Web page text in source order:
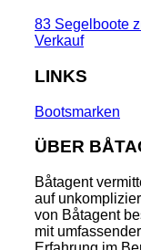
83 Segelboote
Verkauf
LINKS
Bootsmarken
ÜBER
Båtagent
auf
von Båtagent
mit